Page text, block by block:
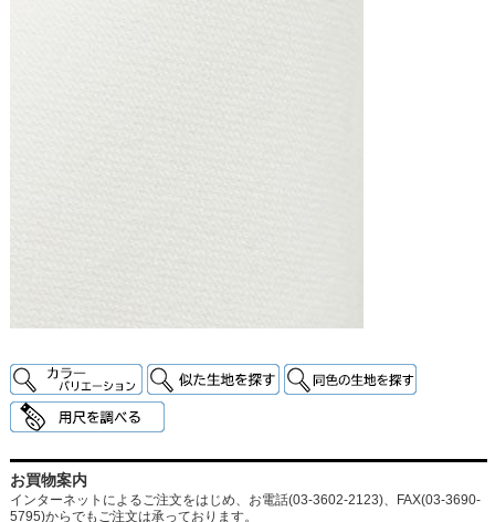
お買物案内
インターネットによるご注文をはじめ、お電話(03-3602-2123)、FAX(03-3690-
5795)からでもご注文は承っております。